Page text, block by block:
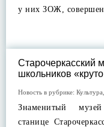
у них ЗОЖ,
Старочеркасский
школьников
Новость в рубрике: Культура
Знаменитый
станице